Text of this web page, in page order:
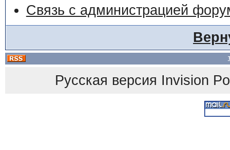
Связь с администрацией
Русская версия Invision